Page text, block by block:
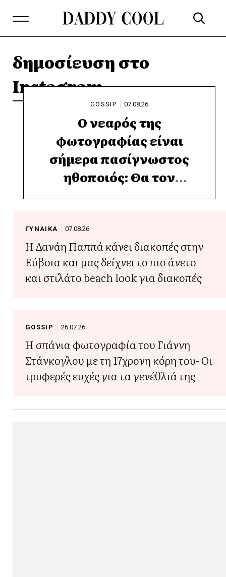
δημοσίευση στο
Instagram
GOSSIP 07.08.26
Ο νεαρός της
φωτογραφίας είναι
σήμερα πασίγνωστος
ηθοποιός: Θα τον
αναγνωρίζατε;
ΓΥΝΑΙΚΑ 07.08.26
Η Δανάη Παππά κάνει διακοπές στην
Εύβοια και μας δείχνει το πιο άνετο
και στιλάτο beach look για διακοπές
GOSSIP 26.07.26
Η σπάνια φωτογραφία του Γιάννη
Στάνκογλου με τη 17χρονη κόρη του- Οι
τρυφερές ευχές για τα γενέθλιά της